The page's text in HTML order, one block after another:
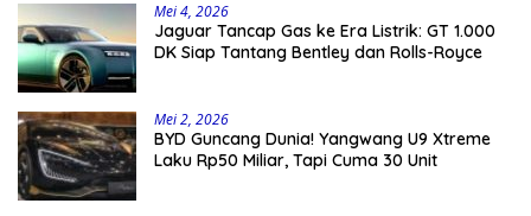
Mei 4, 2026
Jaguar Tancap Gas ke Era Listrik: GT 1.000
DK Siap Tantang Bentley dan Rolls-Royce
Mei 2, 2026
BYD Guncang Dunia! Yangwang U9 Xtreme
Laku Rp50 Miliar, Tapi Cuma 30 Unit